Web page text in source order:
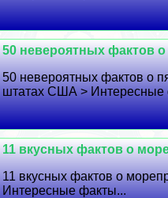
50 невероятных фактов
50 невероятных фактов о
штатах США > Интересные
11 вкусных фактов о
11 вкусных фактов о
Интересные факты...